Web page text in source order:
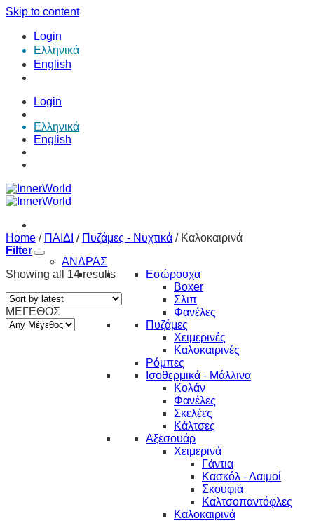
Skip to content
Login
Ελληνικά
English
Login
Ελληνικά
English
ΑΝΔΡΑΣ
Εσώρουχα
Boxer
Σλιπ
Φανέλες
Πυζάμες
Χειμερινές
Καλοκαιρινές
Ρόμπες
Ισοθερμικά - Μάλλινα
Κολάν
Φανέλες
Σκελέες
Κάλτσες
Αξεσουάρ
Χειμερινά
Γάντια
Κασκόλ - Λαιμοί
Σκουφιά
Καλτσοπαντόφλες
Καλοκαιρινά
Home / ΠΑΙΔΙ / Πυζάμες - Νυχτικά /Καλοκαιρινά
Filter
Showing all 14 results
ΜΕΓΕΘΟΣ